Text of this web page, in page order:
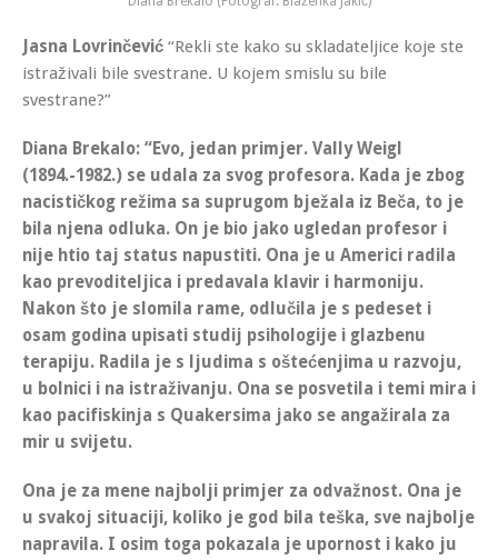
Jasna Lovrinčević “Rekli ste kako su skladateljice koje ste
istraživali bile svestrane. U kojem smislu su bile
svestrane?”
Diana Brekalo: “Evo, jedan primjer. Vally Weigl
(1894.-1982.) se udala za svog profesora. Kada je zbog
nacističkog režima sa suprugom bježala iz Beča, to je
bila njena odluka. On je bio jako ugledan profesor i
nije htio taj status napustiti. Ona je u Americi radila
kao prevoditeljica i predavala klavir i harmoniju.
Nakon što je slomila rame, odlučila je s pedeset i
osam godina upisati studij psihologije i glazbenu
terapiju. Radila je s ljudima s oštećenjima u razvoju,
u bolnici i na istraživanju. Ona se posvetila i temi mira i
kao pacifiskinja s Quakersima jako se angažirala za
mir u svijetu.
Ona je za mene najbolji primjer za odvažnost. Ona je
u svakoj situaciji, koliko je god bila teška, sve najbolje
napravila. I osim toga pokazala je upornost i kako ju